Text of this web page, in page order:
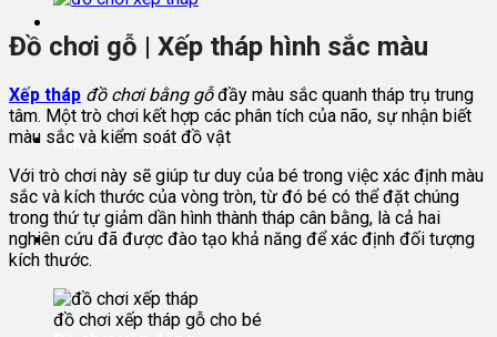
Lắp Ráp Sáng Tạo
Vừa học vừa chơi
Đồ chơi gỗ | Xếp tháp hình sắc màu
Xếp tháp đồ chơi bằng gỗđầy màu sắc quanh tháp trụ trung
tâm. Một trò chơi kết hợp các phân tích của não, sự nhận biết
màu sắc và kiểm soát đồ vật
Với trò chơi này sẽ giúp tư duy của bé trong việc xác định màu
sắc và kích thước của vòng tròn, từ đó bé có thể đặt chúng
trong thứ tự giảm dần hình thành tháp cân bằng, là cả hai
nghiên cứu đã được đào tạo khả năng để xác định đối tượng
kích thước.
đồ chơi xếp tháp gỗ cho bé